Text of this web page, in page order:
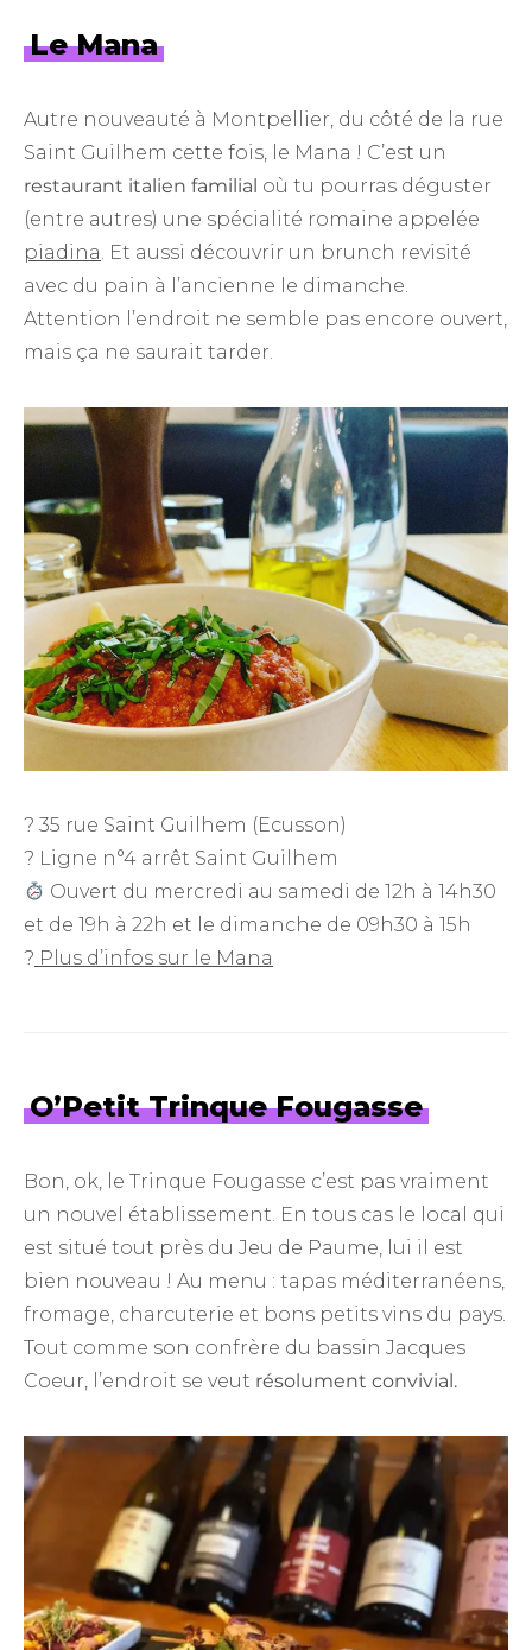
Le Mana
Autre nouveauté à Montpellier, du côté de la rue
Saint Guilhem cette fois, le Mana ! C’est un
restaurant italien familial où tu pourras déguster
(entre autres) une spécialité romaine appelée
piadina. Et aussi découvrir un brunch revisité
avec du pain à l’ancienne le dimanche.
Attention l’endroit ne semble pas encore ouvert,
mais ça ne saurait tarder.
? 35 rue Saint Guilhem (Ecusson)
? Ligne n°4 arrêt Saint Guilhem
Ouvert du mercredi au samedi de 12h à 14h30
et de 19h à 22h et le dimanche de 09h30 à 15h
? Plus d’infos sur le Mana
O’Petit Trinque Fougasse
Bon, ok, le Trinque Fougasse c’est pas vraiment
un nouvel établissement. En tous cas le local qui
est situé tout près du Jeu de Paume, lui il est
bien nouveau ! Au menu : tapas méditerranéens,
fromage, charcuterie et bons petits vins du pays.
Tout comme son confrère du bassin Jacques
Coeur, l’endroit se veut résolument convivial.